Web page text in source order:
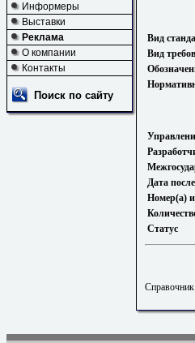
Информеры
Выставки
Реклама
О компании
Контакты
Поиск по сайту
Вид
Вид
Дата
Номер(а)
Статус